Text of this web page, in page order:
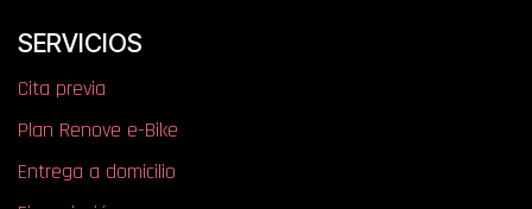
SERVICIOS
Cita previa
Plan Renove e-Bike
Entrega a domicilio